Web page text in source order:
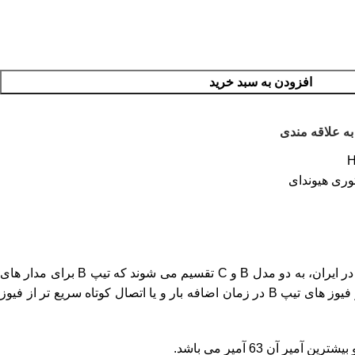
افزودن به سبد خرید
علاقه مندی
هیوندای
از نظر تعداد پل به سه دسته تک پل،دو پل و سه پل دسته بندی می شود.کلید های مینیاتوری از نظر تیپ کاری موجود در ایران، به دو مدل B و C تقسیم می شوند که تیپ B برای مدار های
روشنایی و تیپ C برای مدار های موتوری استفاده می شود.فیوز های تیپ B به نسبت فیوز های تیپ C حساس تر هستند و به زبان ساده تر فیوز های تیپ B در زمان اضافه بار و یا اتصال کوتاه سریع تر از فیوز